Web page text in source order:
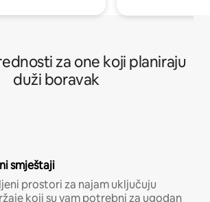
za one koji planiraju
duži boravak
smještaji
prostori za najam uključuju
koji su vam potrebni za ugodan